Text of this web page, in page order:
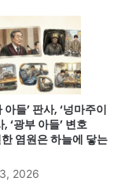
아들’ 판사, ‘넝마주이
, ‘광부 아들’ 변호
염원은 하늘에 닿는
2026